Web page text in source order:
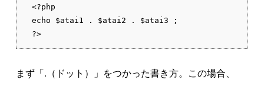
<?php
echo $atai1 . $atai2 . $atai3 ;
?>
まず「.（ドット）」をつかった書き方。この場合、